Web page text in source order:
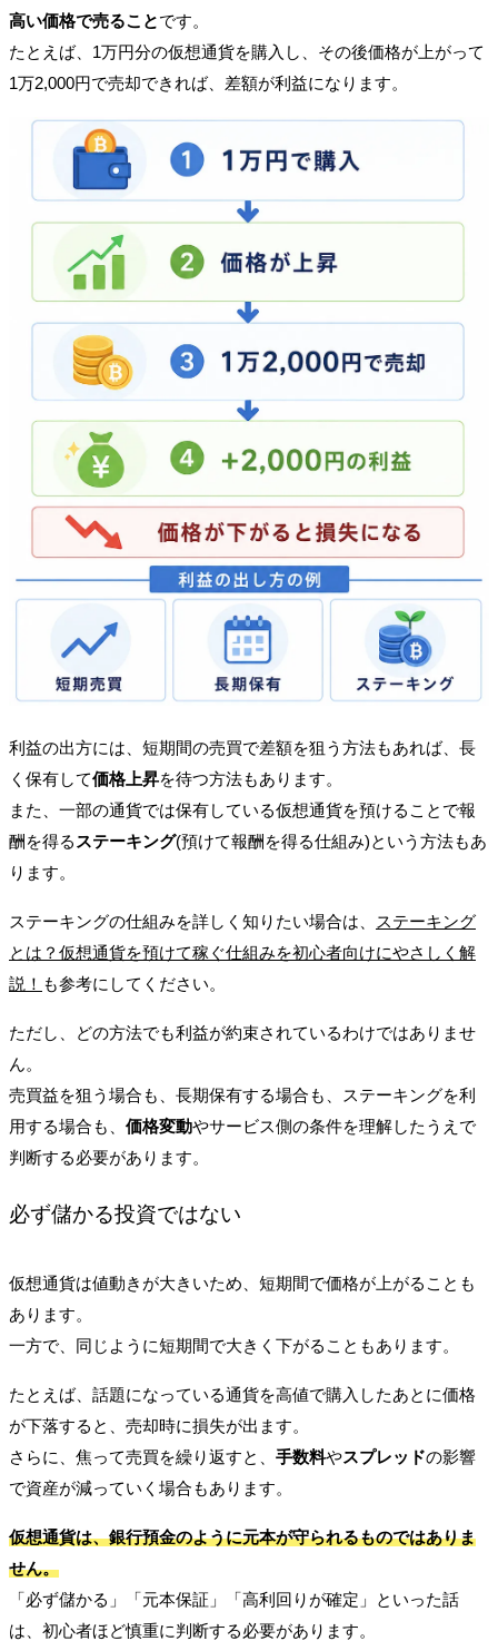
高い価格で売ることです。
たとえば、1万円分の仮想通貨を購入し、その後価格が上がって
1万2,000円で売却できれば、差額が利益になります。
利益の出方には、短期間の売買で差額を狙う方法もあれば、長
く保有して価格上昇を待つ方法もあります。
また、一部の通貨では保有している仮想通貨を預けることで報
酬を得る ステーキング(預けて報酬を得る仕組み)という方法もあ
ります。
ステーキングの仕組みを詳しく知りたい場合は、
ステーキング
とは？仮想通貨を預けて稼ぐ仕組みを初心者向けにやさしく解
説！ も参考にしてください。
ただし、どの方法でも利益が約束されているわけではありませ
ん。
売買益を狙う場合も、長期保有する場合も、ステーキングを利
用する場合も、 価格変動やサービス側の条件を理解したうえで
判断する必要があります。
必ず儲かる投資ではない
仮想通貨は値動きが大きいため、短期間で価格が上がることも
あります。
一方で、同じように短期間で大きく下がることもあります。
たとえば、話題になっている通貨を高値で購入したあとに価格
が下落すると、売却時に損失が出ます。
さらに、焦って売買を繰り返すと、 手数料やスプレッドの影響
で資産が減っていく場合もあります。
仮想通貨は、銀行預金のように元本が守られるものではありま
せん。
「必ず儲かる」「元本保証」「高利回りが確定」といった話
は、初心者ほど慎重に判断する必要があります。